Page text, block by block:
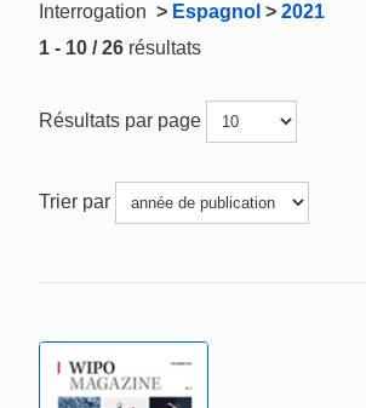
Interrogation > Espagnol > 2021
1 - 10 / 26 résultats
Résultats par page
Trier par